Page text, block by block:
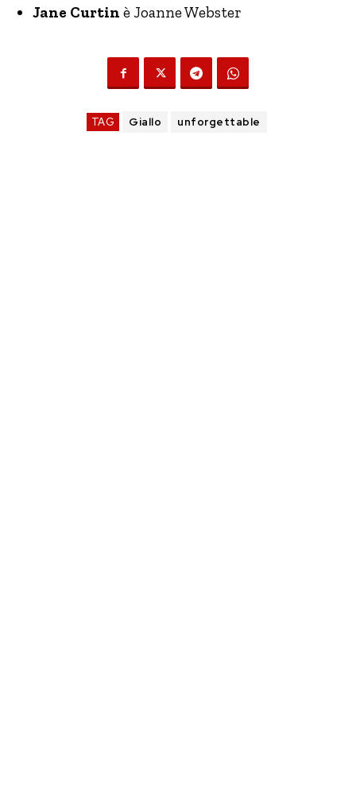
Jane Curtin è Joanne Webster
TAG Giallo unforgettable